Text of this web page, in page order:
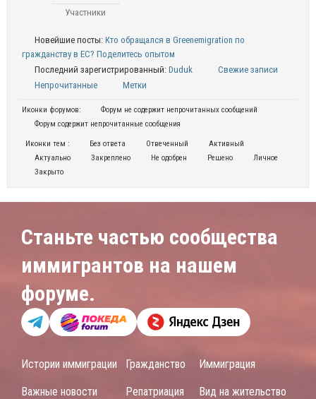
Участники
Новейшие посты: Кто обращался в Greenemigration по
гражданству в ЕС? Поделитесь опытом
Последний зарегистрированный: Duduk
Свежие записи
Непрочитанные
Метки
Иконки форумов:
Форум не содержит непрочитанных сообщений
Форум содержит непрочитанные сообщения
Иконки тем : Без ответа Отвеченный
Активный
Актуально
Закреплено Не одобрен Решено
Личное
Закрыто
Станьте частью сообщества
иммигрантов на нашем
форуме.
Истории иммиграции
Важные новости
Гражданство
Репатриация
Иммиграция
Вид на жительство